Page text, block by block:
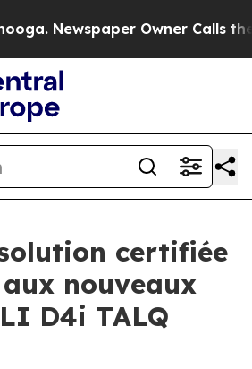
Owner Calls the
certifiée
nouveaux
D4i TALQ